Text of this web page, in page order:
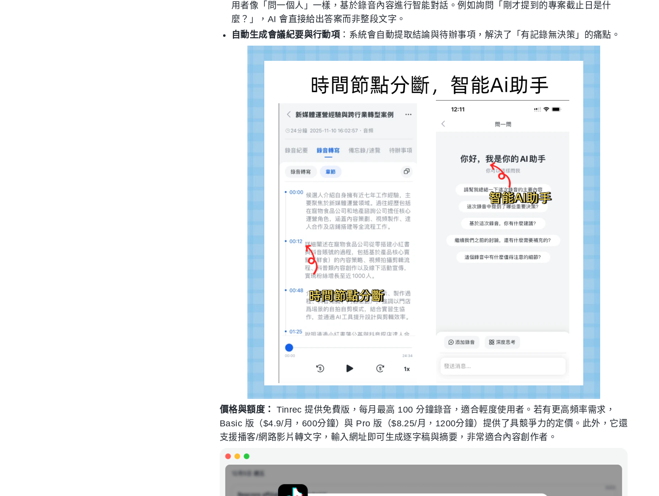
用者像「問一個人」一樣，基於錄音內容進行智能對話。例如詢問「剛才提到的專案截止日是什
麼？」，AI 會直接給出答案而非整段文字。
自動生成會議紀要與行動項 ：系統會自動提取結論與待辦事項，解決了「有記錄無決策」的痛點。
價格與額度：
Tinrec 提供免費版，每月最高 100 分鐘錄音，適合輕度使用者。若有更高頻率需求，
Basic 版（$4.9/月，600分鐘）與 Pro 版（$8.25/月，1200分鐘）提供了具競爭力的定價。此外，它還
支援播客/網路影片轉文字，輸入網址即可生成逐字稿與摘要，非常適合內容創作者。